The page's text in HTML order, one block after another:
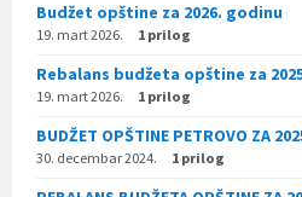
Budžet opštine za 2026. godinu
19. mart 2026. 1 prilog
Rebalans budžeta opštine za
19. mart 2026. 1 prilog
BUDŽET OPŠTINE PETROVO ZA
30. decembar 2024. 1 prilog